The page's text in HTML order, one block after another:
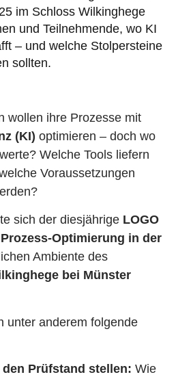
im Schloss Wilkinghege
und Teilnehmende, wo KI
– und welche Stolpersteine
sollten.
wollen ihre Prozesse mit
(KI) optimieren – doch wo
Welche Tools liefern
Voraussetzungen
sich der diesjährige LOGO
Optimierung in der
Ambiente des
bei Münster
unter anderem folgende
den Prüfstand stellen: Wie